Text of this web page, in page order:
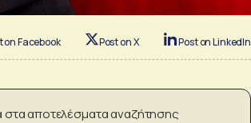
on Facebook Post on X Post on LinkedIn
αποτελέσματα αναζήτησης